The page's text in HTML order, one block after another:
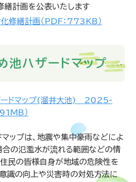
繕計画を公表いたします
修繕計画（PDF：773KB）
池ハザードマップ
ードマップ(溜井大池) 2025-
）
ップは、地震や集中豪雨などによ
合の氾濫水が流れる範囲などの情
民の皆様自身が地域の危険性を
識の向上や災害時の対処方法に